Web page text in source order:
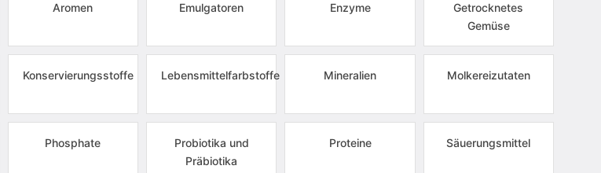
Aromen Emulgatoren Enzyme
Getrocknetes
Gemüse
Konservierungsstoffe Lebensmittelfarbstoffe Mineralien Molkereizutaten
Phosphate
Probiotika und
Präbiotika
Proteine Säuerungsmittel